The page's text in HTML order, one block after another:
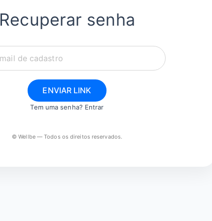
Recuperar senha
ENVIAR LINK
Tem uma senha? Entrar
© Wellbe — Todos os direitos reservados.